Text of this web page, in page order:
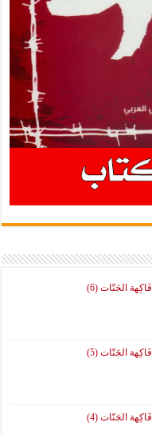
الجَنّات (6)
الجَنّات (5)
الجَنّات (4)